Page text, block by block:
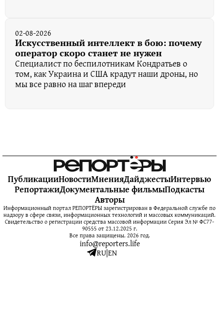
02-08-2026
Искусственный интеллект в бою: почему
оператор скоро станет не нужен
Специалист по беспилотникам Кондратьев о
том, как Украина и США крадут наши дроны, но
мы все равно на шаг впереди
ПубликацииНовостиМненияДайджестыИнтервью
РепортажиДокументальные фильмыПодкасты
Авторы
Информационный портал РЕПОРТЁРЫ зарегистрирован в Федеральной службе по
надзору в сфере связи, информационных технологий и массовых коммуникаций.
Свидетельство о регистрации средства массовой информации Серия Эл № ФС77-
90555 от 23.12.2025 г.
Все права защищены. 2026 год.
info@reporters.life
RU|EN